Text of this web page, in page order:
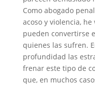
Como abogado
acoso y violencia,
pueden convertirse
quienes las sufren.
profundidad las
frenar este tipo de
que, en muchos